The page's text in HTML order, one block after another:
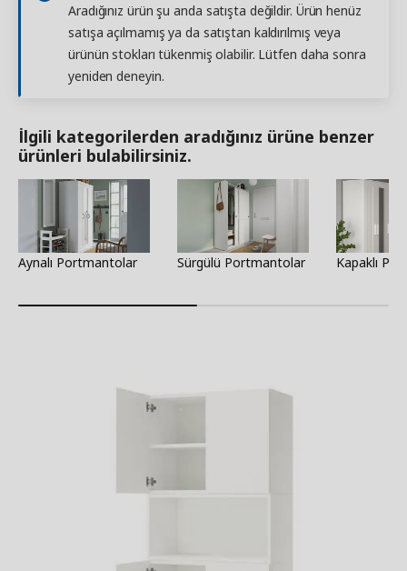
Aradığınız ürün şu anda satışta değildir. Ürün henüz
satışa açılmamış ya da satıştan kaldırılmış veya
ürünün stokları tükenmiş olabilir. Lütfen daha sonra
yeniden deneyin.
İlgili kategorilerden aradığınız ürüne benzer
ürünleri bulabilirsiniz.
Aynalı Portmantolar Sürgülü Portmantolar Kapaklı